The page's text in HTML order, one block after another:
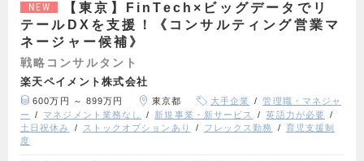
NEW
【東京】FinTech×ビッグデータでリ
テールDXを支援！《コンサルティング営業マ
ネージャー候補》
戦略コンサルタント
楽天ペイメント株式会社
600万円 ～ 899万円 東京都 大手企業
管理職・マネジャ
ー
マネジメント業務なし 新規事業・新サービス
英語力が必要
土日祝休み
ストックオプションあり フレックス勤務
育児支援制
度